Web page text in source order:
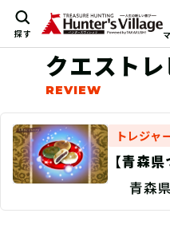
探す
クエスト
トレジャ
【青森県
せ！/捜
青森
い。